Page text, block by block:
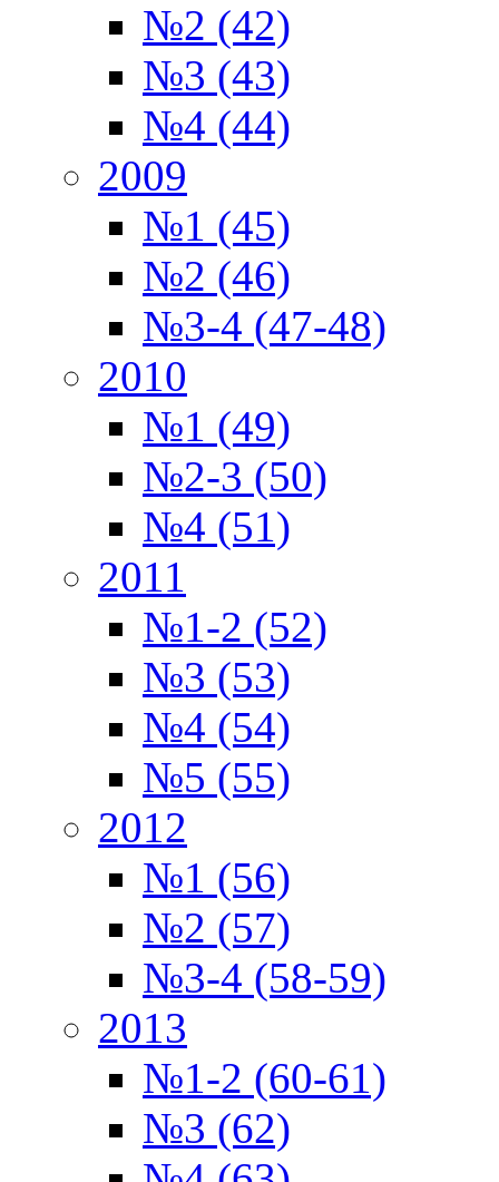
№2 (42)
№3 (43)
№4 (44)
2009
№1 (45)
№2 (46)
№3-4 (47-48)
2010
№1 (49)
№2-3 (50)
№4 (51)
2011
№1-2 (52)
№3 (53)
№4 (54)
№5 (55)
2012
№1 (56)
№2 (57)
№3-4 (58-59)
2013
№1-2 (60-61)
№3 (62)